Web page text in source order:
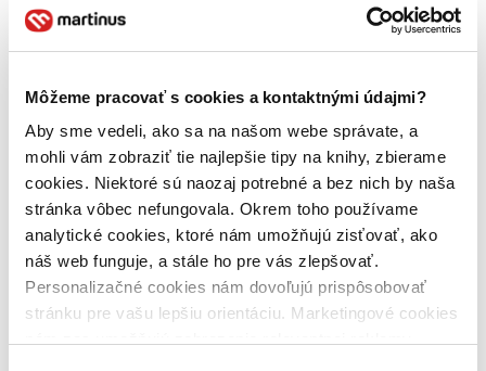
Môžeme pracovať s cookies a kontaktnými údajmi?
Aby sme vedeli, ako sa na našom webe správate, a
mohli vám zobraziť tie najlepšie tipy na knihy, zbierame
cookies. Niektoré sú naozaj potrebné a bez nich by naša
stránka vôbec nefungovala. Okrem toho používame
analytické cookies, ktoré nám umožňujú zisťovať, ako
náš web funguje, a stále ho pre vás zlepšovať.
Personalizačné cookies nám dovoľujú prispôsobovať
stránku pre vašu lepšiu orientáciu. Marketingové cookies
zľavnené tituly (0 titulov)
Dostupnosť
predpredaj (0 titulov)predpredaj
dostupná (bez vypredaných) (0 titulov)dostupná (bez
vypredaných)
nová (0 titulov)nová
čítaná (0 titulov)čítaná
čítaná - výborný stav (0 titulov)čítaná - výborný stav
čítaná - mierne opotrebovaná (0 titulov)čítaná - mierne
opotrebovaná
čítané verzie vypredaných kníh (0 titulov)čítané verzie
vypredaných kníh